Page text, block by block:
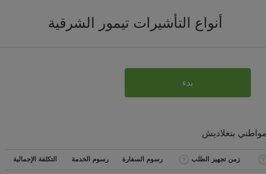
أنواع التأشيرات تيمور الشرقية
بدء
بنغلاديش
زمن تجهيز الطلب رسوم السفارة رسوم الخدمة التكلفة الإجمالية